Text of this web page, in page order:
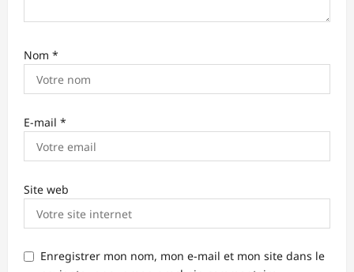
Nom *
E-mail *
Site web
Enregistrer mon nom, mon e-mail et mon site dans le